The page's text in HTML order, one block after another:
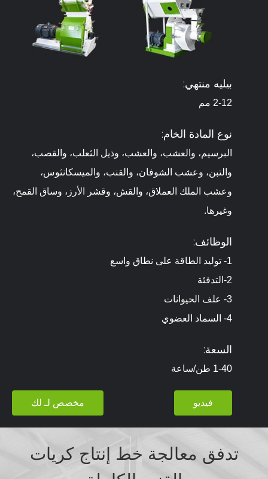
بيليه منتهي:
2-12 مم
نوع المادة الخام:
البرسيم، والعشب، والعشب، وذيل الثعلب، والقصب،
والتبن، وعشب الشوفان، والقنب، والميسكانثوس،
وعشب الملك العملاق، والقش، وقشر الأرز، وساق القمح،
وغيرها.
الوظائف:
1- توليد الطاقة على نطاق واسع
2-التدفئة
3- علف الحيوانات
4- السماد العضوي
السعة:
1-40 طن/ساعة
فيديو مخصص لـ لك
تدفق معالجة خط إنتاج كريات